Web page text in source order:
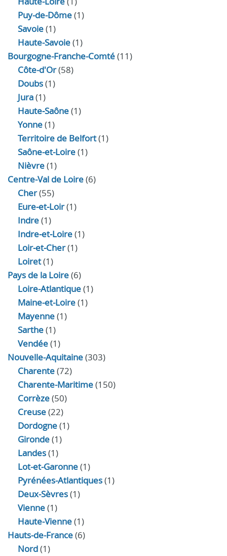
Puy-de-Dôme(1)
Savoie(1)
Haute-Savoie(1)
Bourgogne-Franche-Comté(11)
Côte-d'Or(58)
Doubs(1)
Jura(1)
Haute‑Saône(1)
Yonne(1)
Territoire de Belfort(1)
Saône-et-Loire(1)
Nièvre(1)
Centre-Val de Loire(6)
Cher(55)
Eure‑et‑Loir(1)
Indre(1)
Indre‑et‑Loire(1)
Loir‑et‑Cher(1)
Loiret(1)
Pays de la Loire(6)
Loire-Atlantique(1)
Maine-et-Loire(1)
Mayenne(1)
Sarthe(1)
Vendée(1)
Nouvelle-Aquitaine(303)
Charente(72)
Charente-Maritime(150)
Corrèze(50)
Creuse(22)
Dordogne(1)
Gironde(1)
Landes(1)
Lot-et-Garonne(1)
Pyrénées-Atlantiques(1)
Deux-Sèvres(1)
Vienne(1)
Haute-Vienne(1)
Hauts-de-France(6)
Nord(1)